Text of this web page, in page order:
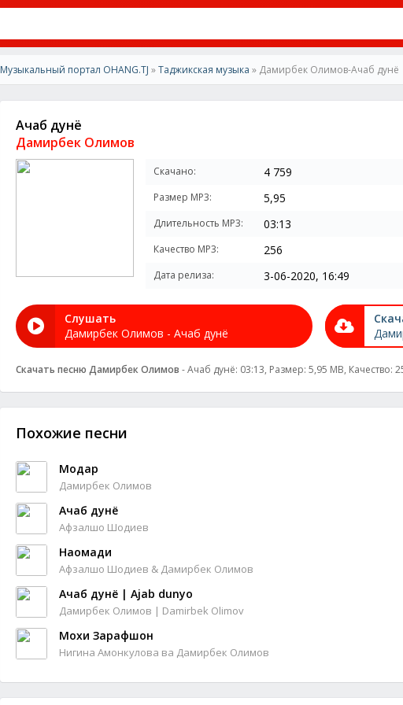
Музыкальный портал OHANG.TJ »Таджикская музыка » Дамирбек Олимов-Ачаб дунё
Ачаб дунё
Дамирбек Олимов
Скачано: 4 759
Размер MP3: 5,95
Длительность MP3: 03:13
Качество MP3: 256
Дата релиза: 3-06-2020, 16:49
Слушать
Дамирбек Олимов - Ачаб дунё
Скачать песню Дамирбек Олимов - Ачаб дунё: 03:13, Размер: 5,95 MB, Качество:
Похожие песни
Модар
Дамирбек Олимов
Ачаб дунё
Афзалшо Шодиев
Наомади
Афзалшо Шодиев & Дамирбек Олимов
Ачаб дунё | Ajab dunyo
Дамирбек Олимов | Damirbek Olimov
Мохи Зарафшон
Нигина Амонкулова ва Дамирбек Олимов